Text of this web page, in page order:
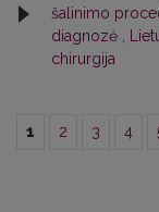
šalinimo
diagnozė
chirurgija
1 2 3 4